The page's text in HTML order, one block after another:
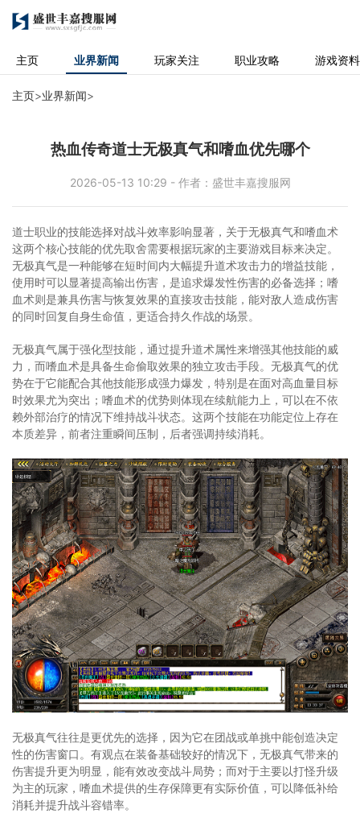
主页 业界新闻 玩家关注 职业攻略 游戏资料
主页>业界新闻>
热血传奇道士无极真气和嗜血优先哪个
2026-05-13 10:29 - 作者：盛世丰嘉搜服网
道士职业的技能选择对战斗效率影响显著，关于无极真气和嗜血术
这两个核心技能的优先取舍需要根据玩家的主要游戏目标来决定。
无极真气是一种能够在短时间内大幅提升道术攻击力的增益技能，
使用时可以显著提高输出伤害，是追求爆发性伤害的必备选择；嗜
血术则是兼具伤害与恢复效果的直接攻击技能，能对敌人造成伤害
的同时回复自身生命值，更适合持久作战的场景。
无极真气属于强化型技能，通过提升道术属性来增强其他技能的威
力，而嗜血术是具备生命偷取效果的独立攻击手段。无极真气的优
势在于它能配合其他技能形成强力爆发，特别是在面对高血量目标
时效果尤为突出；嗜血术的优势则体现在续航能力上，可以在不依
赖外部治疗的情况下维持战斗状态。这两个技能在功能定位上存在
本质差异，前者注重瞬间压制，后者强调持续消耗。
无极真气往往是更优先的选择，因为它在团战或单挑中能创造决定
性的伤害窗口。有观点在装备基础较好的情况下，无极真气带来的
伤害提升更为明显，能有效改变战斗局势；而对于主要以打怪升级
为主的玩家，嗜血术提供的生存保障更有实际价值，可以降低补给
消耗并提升战斗容错率。